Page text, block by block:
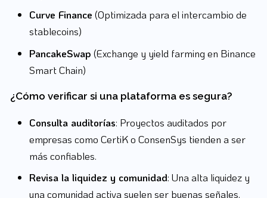
Curve Finance (Optimizada para el intercambio de
stablecoins)
PancakeSwap (Exchange y yield farming en Binance
Smart Chain)
¿Cómo verificar si una plataforma es segura?
Consulta auditorías: Proyectos auditados por
empresas como CertiK o ConsenSys tienden a ser
más confiables.
Revisa la liquidez y comunidad: Una alta liquidez y
una comunidad activa suelen ser buenas señales.